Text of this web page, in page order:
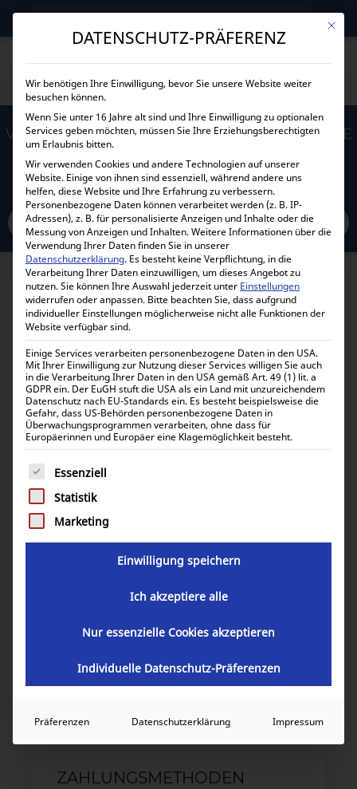
→
VICTRON ENERGY 12V 25AH AGM SUPER CYCLE
BATT. (M5) BAT412025081
Home Alle Produkte Batterien und Akkus
AGM
Victron Energy 12V 25Ah AGM Super Cycle Batt. (M5) BAT412025081
46,65€
55,51€inkl. 19% MwSt.
Victron Energy 12V 25Ah AGM Super
Cycle Batt. (M5) BAT412025081
In den Warenkorb
ZAHLUNGSMETHODEN
Mit
DATENSCHUTZ-PRÄFERENZ
Wir benötigen Ihre Einwilligung, bevor Sie unsere Website weiter
besuchen können.
Wenn Sie unter 16 Jahre alt sind und Ihre Einwilligung zu optionalen
Services geben möchten, müssen Sie Ihre Erziehungsberechtigten
um Erlaubnis bitten.
Wir verwenden Cookies und andere Technologien auf unserer
Website. Einige von ihnen sind essenziell, während andere uns
helfen, diese Website und Ihre Erfahrung zu verbessern.
Personenbezogene Daten können verarbeitet werden (z. B. IP-
Adressen), z. B. für personalisierte Anzeigen und Inhalte oder die
Messung von Anzeigen und Inhalten.Weitere Informationen über die
Verwendung Ihrer Daten finden Sie in unserer
Datenschutzerklärung. Es besteht keine Verpflichtung, in die
Verarbeitung Ihrer Daten einzuwilligen, um dieses Angebot zu
nutzen.Sie können Ihre Auswahl jederzeit unter Einstellungen
widerrufen oder anpassen. Bitte beachten Sie, dass aufgrund
individueller Einstellungen möglicherweise nicht alle Funktionen der
Website verfügbar sind.
Einige Services verarbeiten personenbezogene Daten in den USA.
Mit Ihrer Einwilligung zur Nutzung dieser Services willigen Sie auch
in die Verarbeitung Ihrer Daten in den USA gemäß Art. 49 (1) lit. a
GDPR ein. Der EuGH stuft die USA als ein Land mit unzureichendem
Datenschutz nach EU-Standards ein. Es besteht beispielsweise die
Gefahr, dass US-Behörden personenbezogene Daten in
Überwachungsprogrammen verarbeiten, ohne dass für
Europäerinnen und Europäer eine Klagemöglichkeit besteht.
Es folgt eine Liste der Service-Gruppen, für die eine
Essenziell
Statistik
Marketing
Einwilligung speichern
Ich akzeptiere alle
Nur essenzielle Cookies akzeptieren
Individuelle Datenschutz-Präferenzen
Präferenzen Datenschutzerklärung Impressum